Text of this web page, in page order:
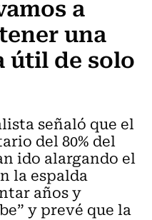
a
una
útil de solo
señaló que el
del 80% del
ido alargando el
la espalda
años y
y prevé que la